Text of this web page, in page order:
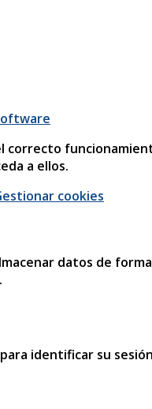
a ellos.
cookies
datos de
identificar su